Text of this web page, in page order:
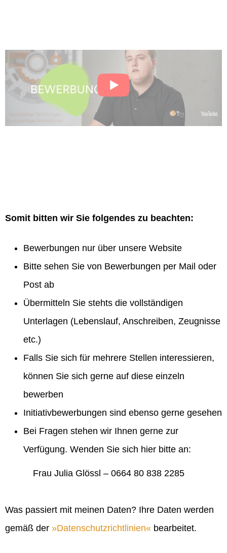
Somit bitten wir Sie folgendes zu beachten:
Bewerbungen nur über unsere Website
Bitte sehen Sie von Bewerbungen per Mail oder
Post ab
Übermitteln Sie stehts die vollständigen
Unterlagen (Lebenslauf, Anschreiben, Zeugnisse
etc.)
Falls Sie sich für mehrere Stellen interessieren,
können Sie sich gerne auf diese einzeln
bewerben
Initiativbewerbungen sind ebenso gerne gesehen
Bei Fragen stehen wir Ihnen gerne zur
Verfügung. Wenden Sie sich hier bitte an:
Frau Julia Glössl – 0664 80 838 2285
Was passiert mit meinen Daten? Ihre Daten werden
gemäß der
Datenschutzrichtlinien bearbeitet.